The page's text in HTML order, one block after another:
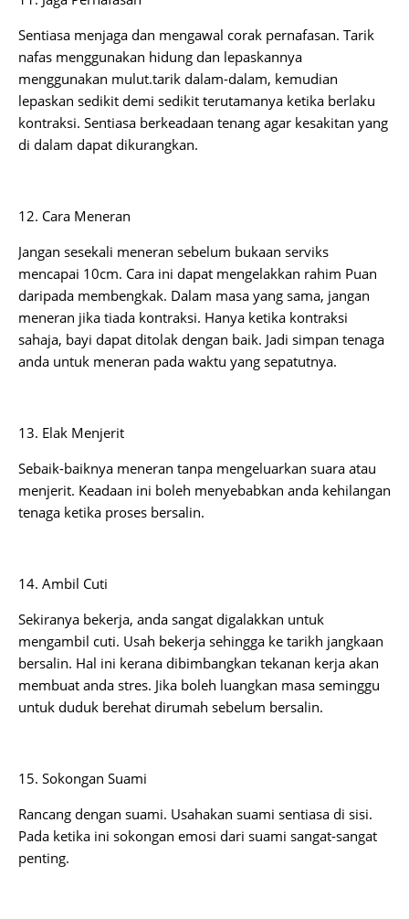
Sentiasa menjaga dan mengawal corak pernafasan. Tarik
nafas menggunakan hidung dan lepaskannya
menggunakan mulut.tarik dalam-dalam, kemudian
lepaskan sedikit demi sedikit terutamanya ketika berlaku
kontraksi. Sentiasa berkeadaan tenang agar kesakitan yang
di dalam dapat dikurangkan.
12. Cara Meneran
Jangan sesekali meneran sebelum bukaan serviks
mencapai 10cm. Cara ini dapat mengelakkan rahim Puan
daripada membengkak. Dalam masa yang sama, jangan
meneran jika tiada kontraksi. Hanya ketika kontraksi
sahaja, bayi dapat ditolak dengan baik. Jadi simpan tenaga
anda untuk meneran pada waktu yang sepatutnya.
13. Elak Menjerit
Sebaik-baiknya meneran tanpa mengeluarkan suara atau
menjerit. Keadaan ini boleh menyebabkan anda kehilangan
tenaga ketika proses bersalin.
14. Ambil Cuti
Sekiranya bekerja, anda sangat digalakkan untuk
mengambil cuti. Usah bekerja sehingga ke tarikh jangkaan
bersalin. Hal ini kerana dibimbangkan tekanan kerja akan
membuat anda stres. Jika boleh luangkan masa seminggu
untuk duduk berehat dirumah sebelum bersalin.
15. Sokongan Suami
Rancang dengan suami. Usahakan suami sentiasa di sisi.
Pada ketika ini sokongan emosi dari suami sangat-sangat
penting.